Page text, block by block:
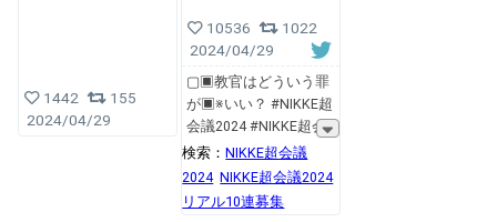
1442
155
2024/04/29
10536
1022
2024/04/29
▢▣教官はどういう罪
が▣※いい？ #NIKKE超
会議2024 #NIKKE超会
検索：NIKKE超会議
2024 NIKKE超会議2024
リアル10連募集